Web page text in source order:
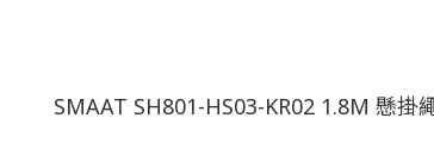
SMAAT SH801-HS03-KR02 1.8M 懸掛